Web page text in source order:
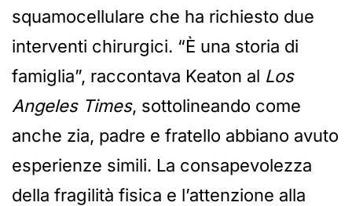
squamocellulare che ha richiesto due
interventi chirurgici. “È una storia di
famiglia”, raccontava Keaton al Los
Angeles Times, sottolineando come
anche zia, padre e fratello abbiano avuto
esperienze simili. La consapevolezza
della fragilità fisica e l’attenzione alla